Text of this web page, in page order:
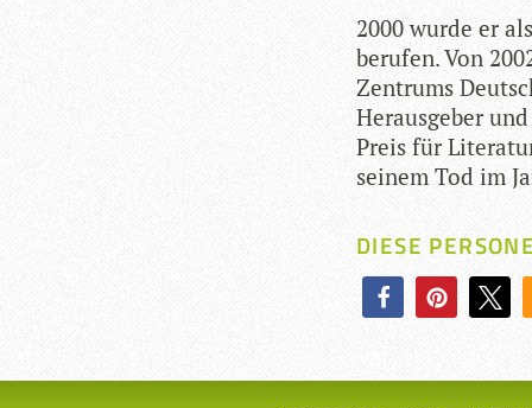
2000 wurde er
beru­fen. Von
Zentrums
Her­aus­ge­ber
Preis für
sei­nem Tod im
DIESE